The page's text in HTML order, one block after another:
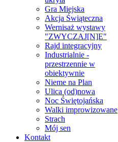
Gra Miejska
Akcja Świąteczna
Wernisaż wystawy
"ZWYCZAJ[N]E"
Rajd integracyjny
Industrialnie -
przestrzennie w
obiektywnie
Nieme na Plan
Ulica (od)nowa
Noc Świętojańska
Walki improwizowane
Strach
Mój sen
Kontakt